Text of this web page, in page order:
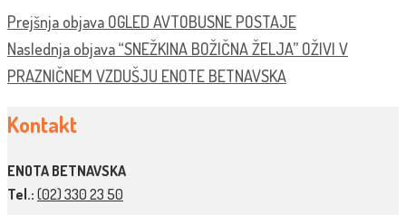
Prejšnja objava OGLED AVTOBUSNE POSTAJE
Naslednja objava“SNEŽKINA BOŽIČNA ŽELJA” OŽIVI V
PRAZNIČNEM VZDUŠJU ENOTE BETNAVSKA
Kontakt
ENOTA BETNAVSKA
Tel.: (02) 330 23 50